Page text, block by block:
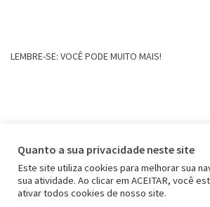
LEMBRE-SE: VOCÊ PODE MUITO MAIS!
Quanto a sua privacidade neste site
Este site utiliza cookies para melhorar sua
sua atividade. Ao clicar em ACEITAR, você
ativar todos cookies de nosso site.